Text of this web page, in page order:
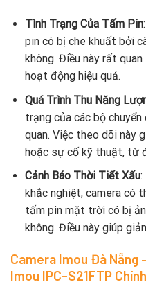
Tình Trạng Của Tấm Pin
pin có bị che khuất bởi
không. Điều này rất
hoạt động hiệu quả.
Quá Trình Thu Năng
trạng của các bộ
quan. Việc theo dõi này
hoặc sự cố kỹ thuật, từ
Cảnh Báo Thời Tiết Xấu:
khắc nghiệt, camera có
tấm pin mặt trời có bị
không. Điều này giúp
Camera Imou Đà Nẵng
Imou IPC-S21FTP